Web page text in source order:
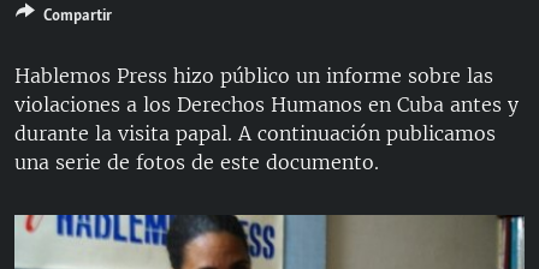
navegación
principal
#11JCUBA, 5 AÑOS DESPUÉS
INFORME DEL DEPARTAMENTO DE ESTADO DE EEUU
SOBRE CUBA
AMÉRICA 250
INMIGRACIÓN
MUNDO
DEPORTES
ARTE Y ENTRETENIMIENTO
AUDIOVISUALES MARTÍ
Hablemos Press hizo público un informe sobre las
violaciones a los Derechos Humanos en Cuba antes y
durante la visita papal. A continuación publicamos
una serie de fotos de este documento.
Compartir